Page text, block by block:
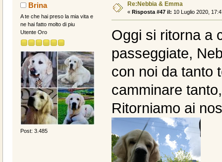
Brina
A te che hai preso la mia vita e
ne hai fatto molto di piu
Utente Oro
Post: 3.485
Re:Nebbia & Emma
« Risposta #47 il: 10 Luglio 2020,
Oggi si ritorna a
passeggiate,
con noi da tanto
camminare
Ritorniamo ai